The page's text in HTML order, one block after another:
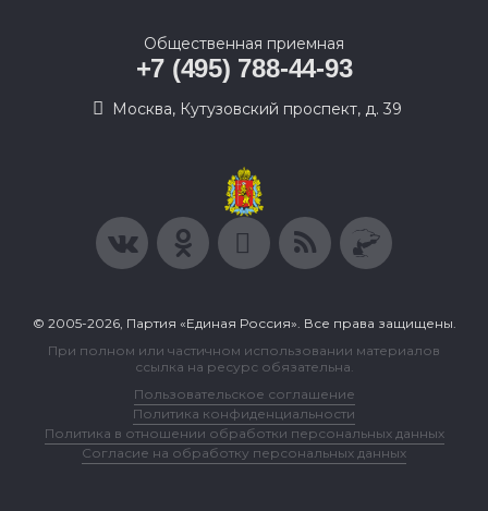
Общественная приемная
+7 (495) 788-44-93
Москва, Кутузовский проспект, д. 39
© 2005-2026, Партия «Единая Россия». Все права защищены.
При полном или частичном использовании материалов
ссылка на ресурс обязательна.
Пользовательское соглашение
Политика конфиденциальности
Политика в отношении обработки персональных данных
Согласие на обработку персональных данных